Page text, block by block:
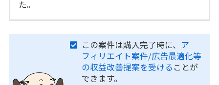
た。
この案件は購入完了時に、 ア
フィリエイト案件/広告最適化等
の収益改善提案を受ける ことが
できます。